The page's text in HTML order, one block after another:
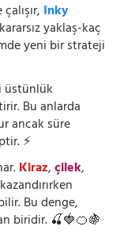
Inky
yaklaş-kaç
yeni bir strateji
üstünlük
Bu anlarda
ancak süre
⚡
Kiraz,çilek,
Bu denge,
biridir. 🍒🍓🍊🍇